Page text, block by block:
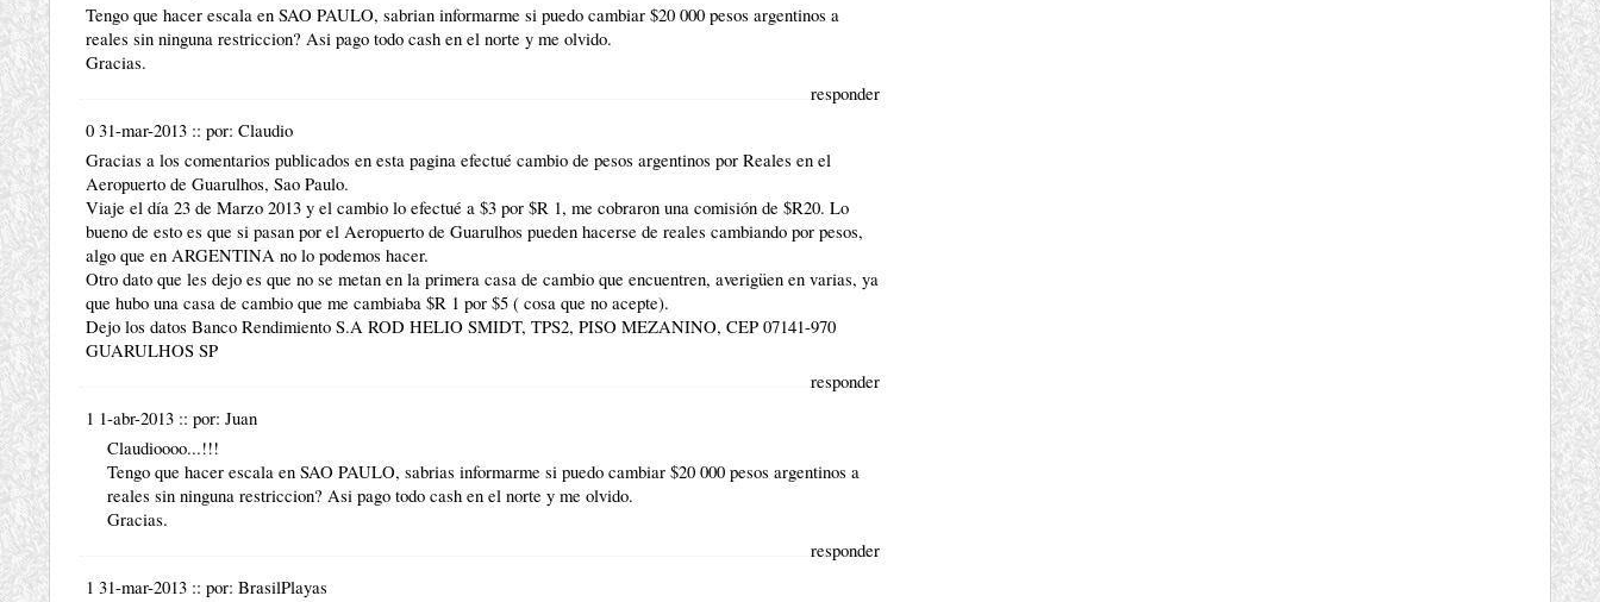
Tengo que hacer escala en SAO PAULO, sabrian informarme si puedo cambiar $20 000 pesos argentinos a
reales sin ninguna restriccion? Asi pago todo cash en el norte y me olvido.
Gracias.
responder
0 31-mar-2013 :: por: Claudio
Gracias a los comentarios publicados en esta pagina efectué cambio de pesos argentinos por Reales en el
Aeropuerto de Guarulhos, Sao Paulo.
Viaje el día 23 de Marzo 2013 y el cambio lo efectué a $3 por $R 1, me cobraron una comisión de $R20. Lo
bueno de esto es que si pasan por el Aeropuerto de Guarulhos pueden hacerse de reales cambiando por pesos,
algo que en ARGENTINA no lo podemos hacer.
Otro dato que les dejo es que no se metan en la primera casa de cambio que encuentren, averigüen en varias, ya
que hubo una casa de cambio que me cambiaba $R 1 por $5 ( cosa que no acepte).
Dejo los datos Banco Rendimiento S.A ROD HELIO SMIDT, TPS2, PISO MEZANINO, CEP 07141-970
GUARULHOS SP
responder
1 1-abr-2013 :: por: Juan
Claudioooo...!!!
Tengo que hacer escala en SAO PAULO, sabrias informarme si puedo cambiar $20 000 pesos argentinos a
reales sin ninguna restriccion? Asi pago todo cash en el norte y me olvido.
Gracias.
responder
1 31-mar-2013 :: por: BrasilPlayas